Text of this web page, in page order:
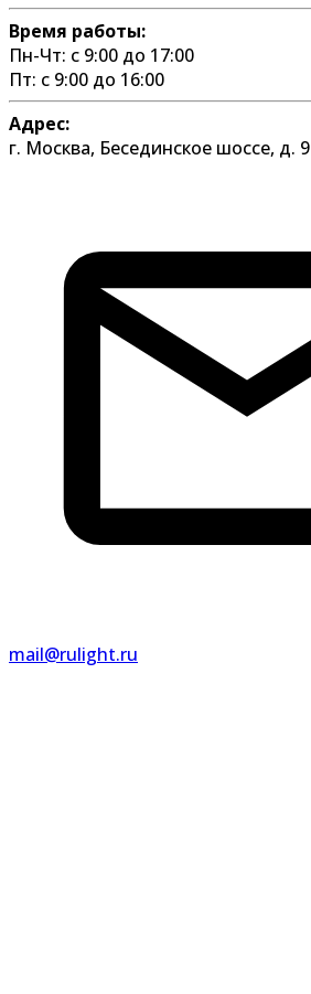
Время работы:
Пн-Чт: с 9:00 до 17:00
Пт: с 9:00 до 16:00
Адрес:
г. Москва, Бесединское шоссе, д. 9
mail@rulight.ru